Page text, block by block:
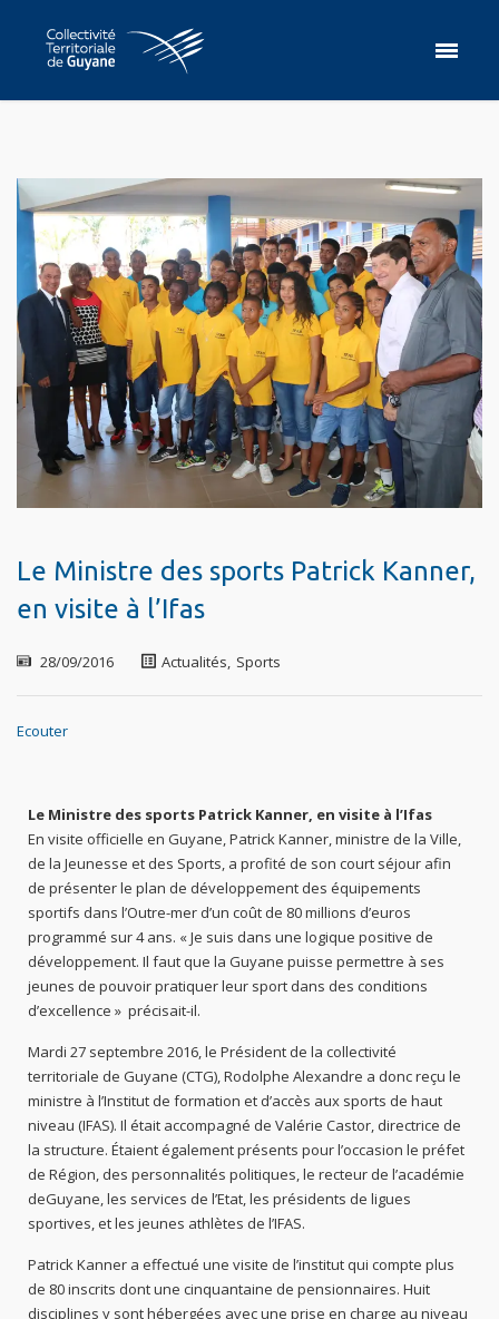
Le Ministre des sports Patrick Kanner,
en visite à l’Ifas
28/09/2016 Actualités, Sports
Ecouter
Le Ministre des sports Patrick Kanner, en visite à l’Ifas
En visite officielle en Guyane, Patrick Kanner, ministre de la Ville,
de la Jeunesse et des Sports, a profité de son court séjour afin
de présenter le plan de développement des équipements
sportifs dans l’Outre-mer d’un coût de 80 millions d’euros
programmé sur 4 ans. « Je suis dans une logique positive de
développement. Il faut que la Guyane puisse permettre à ses
jeunes de pouvoir pratiquer leur sport dans des conditions
d’excellence » précisait-il.
Mardi 27 septembre 2016, le Président de la collectivité
territoriale de Guyane (CTG), Rodolphe Alexandre a donc reçu le
ministre à l’Institut de formation et d’accès aux sports de haut
niveau (IFAS). Il était accompagné de Valérie Castor, directrice de
la structure. Étaient également présents pour l’occasion le préfet
de Région, des personnalités politiques, le recteur de l’académie
deGuyane, les services de l’Etat, les présidents de ligues
sportives, et les jeunes athlètes de l’IFAS.
Patrick Kanner a effectué une visite de l’institut qui compte plus
de 80 inscrits dont une cinquantaine de pensionnaires. Huit
disciplines y sont hébergées avec une prise en charge au niveau